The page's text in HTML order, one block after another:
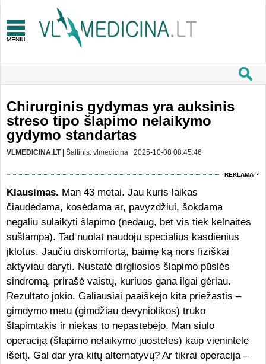
Chirurginis gydymas yra auksinis
streso tipo šlapimo nelaikymo
gydymo standartas
VLMEDICINA.LT | Šaltinis: vlmedicina | 2025-10-08 08:45:46
REKLAMA
Klausimas. Man 43 metai. Jau kuris laikas
čiaudėdama, kosėdama ar, pavyzdžiui, šokdama
negaliu sulaikyti šlapimo (nedaug, bet vis tiek kelnaitės
sušlampa). Tad nuolat naudoju specialius kasdienius
įklotus. Jaučiu diskomfortą, baimę ką nors fiziškai
aktyviau daryti. Nustatė dirgliosios šlapimo pūslės
sindromą, prirašė vaistų, kuriuos gana ilgai gėriau.
Rezultato jokio. Galiausiai paaiškėjo kita priežastis –
gimdymo metu (gimdžiau devyniolikos) trūko
šlapimtakis ir niekas to nepastebėjo. Man siūlo
operaciją (šlapimo nelaikymo juosteles) kaip vienintelę
išeitį. Gal dar yra kitų alternatyvų? Ar tikrai operacija –